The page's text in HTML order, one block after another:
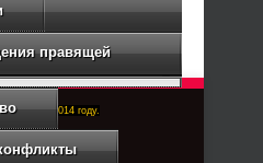
правящей
в 2014 году.